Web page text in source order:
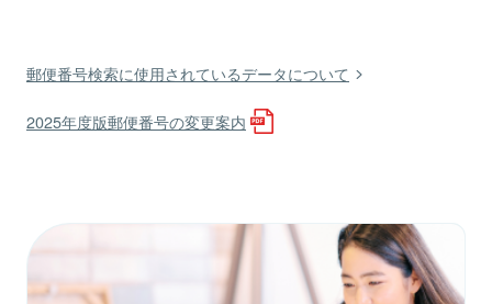
郵便番号検索に使用されているデータについて
2025年度版郵便番号の変更案内